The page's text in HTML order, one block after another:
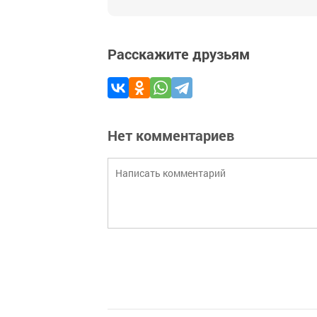
Расскажите друзьям
Нет комментариев